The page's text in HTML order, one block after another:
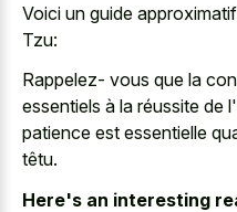
Voici un guide
Tzu:
Rappelez- vous que la
essentiels à la réussite de
patience est essentielle
têtu.
Here's an interesting